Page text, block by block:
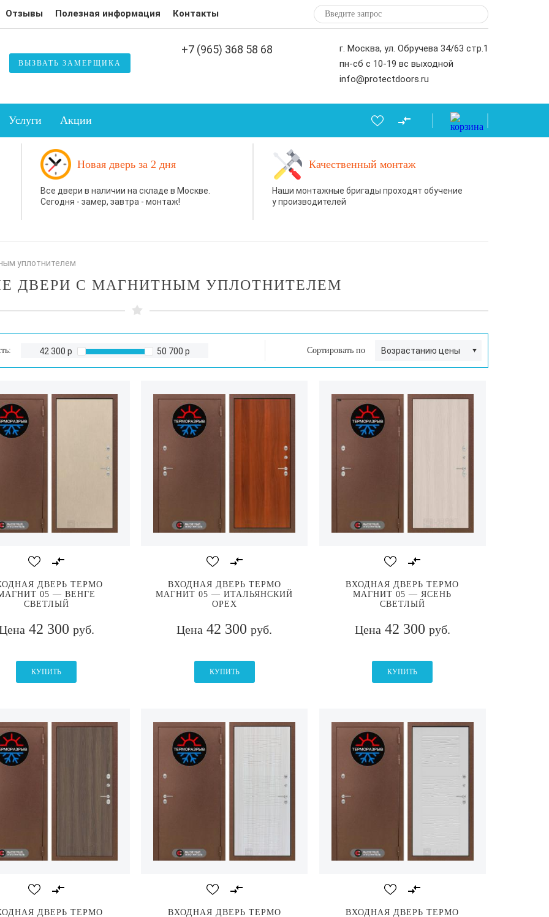
Отзывы Полезная информация Контакты
ВЫЗВАТЬ ЗАМЕРЩИКА
+7 (965) 368 58 68
г. Москва, ул. Обручева 34/63 стр.1
пн-сб с 10-19 вс выходной
info@protectdoors.ru
Услуги Акции
Новая дверь за 2 дня
Все двери в наличии на складе в Москве.
Сегодня - замер, завтра - монтаж!
Качественный монтаж
Наши монтажные бригады проходят обучение
у производителей
уплотнителем
ДВЕРИ С МАГНИТНЫМ УПЛОТНИТЕЛЕМ
42 300 р 50 700 р Сортировать по Возрастанию цены
ДВЕРЬ ТЕРМО
05 — ВЕНГЕ
СВЕТЛЫЙ
42 300 руб.
КУПИТЬ
ВХОДНАЯ ДВЕРЬ ТЕРМО
МАГНИТ 05 — ИТАЛЬЯНСКИЙ
ОРЕХ
Цена 42 300руб.
КУПИТЬ
ВХОДНАЯ ДВЕРЬ ТЕРМО
МАГНИТ 05 — ЯСЕНЬ
СВЕТЛЫЙ
Цена 42 300 руб.
КУПИТЬ
ДВЕРЬ ТЕРМО
ВХОДНАЯ ДВЕРЬ ТЕРМО
ВХОДНАЯ ДВЕРЬ ТЕРМО